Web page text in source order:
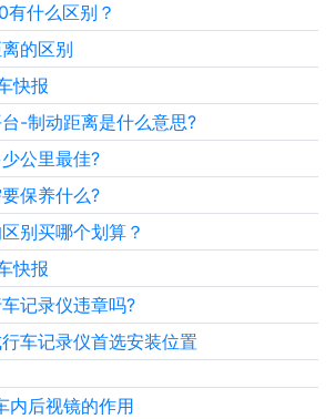
什么区别？
的区别
快报
-制动距离是什么意思?
公里最佳?
保养什么?
别买哪个划算？
快报
记录仪违章吗?
车记录仪首选安装位置
内后视镜的作用